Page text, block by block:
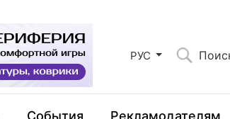
РУС
События Рекламодателям